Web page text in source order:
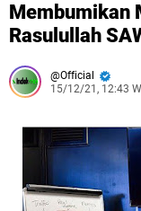
Membumikan
Rasulullah
Official
15/12/21, 12:43